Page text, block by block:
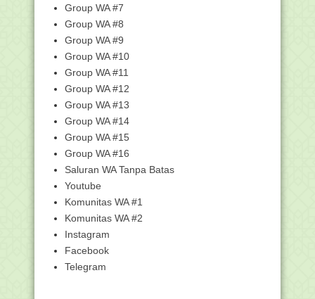
Beasiswa 10.000 Microblog
Competition, Untuk Siswa...
Kumpulan Twibbon Hari Sumpah
Pemuda 2021
Soal Hadiah untuk NU, Menag: Itu
Motivasi Internal...
Silabus Kelas 8 SMP / MTs Lengkap
Download Ebook Mekanisme
Pengadaan Barang/Jasa RA ...
Silabus SMP/MTs Kelas 9 Lengkap
1.345 Guru dan Pengawas PAI Ikut
Seleksi Calon Pel...
Contoh Anggaran Dasar dan Anggaran
Reaktualisasi...
(Mengaku Be...
Group WA #7
Group WA #8
Group WA #9
Group WA #10
Group WA #11
Group WA #12
Group WA #13
Group WA #14
Group WA #15
Group WA #16
Saluran WA Tanpa Batas
Youtube
Komunitas WA #1
Komunitas WA #2
Instagram
Facebook
Telegram